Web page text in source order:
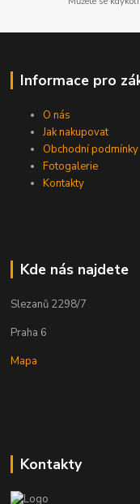
Informace pro
O nás
Jak nakupovat
Obchodní podmínky
Fotogalerie
Kontakty
Kde nás najdete
Slezanů 2298/7
Praha 6
Mapa
Kontakty